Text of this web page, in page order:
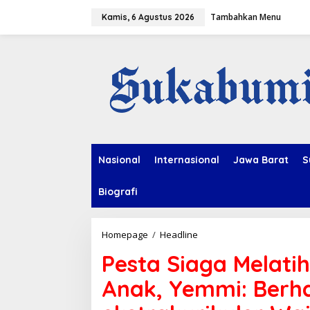
Kamis, 6 Agustus 2026 Tambahkan Menu
Nasional Internasional Jawa Barat
Biografi
Homepage / Headline
s
t
a
S
Pesta Siaga
Anak, Yemmi: